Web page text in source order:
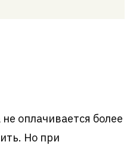
оплачивается более
Но при